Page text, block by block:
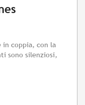
in coppia, con la
sono silenziosi,